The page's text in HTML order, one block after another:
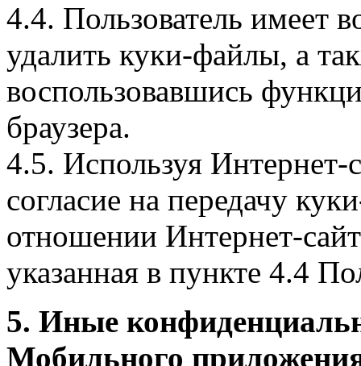
4.4. Пользователь имеет
удалить куки-файлы, а
воспользовавшись
браузера.
4.5. Используя Интернет-
согласие на передачу
отношении Интернет-
указанная в пункте 4.4
5. Иные
Мобильного